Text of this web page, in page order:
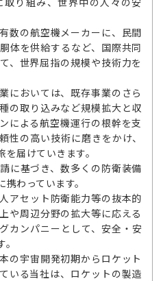
数の航空機メーカーに、民間
体を供給するなど、国際共同
、世界屈指の規模や技術力を
においては、既存事業のさら
の取り込みなど規模拡大と収
による航空機運行の根幹を支
性の高い技術に磨きをかけ、
届けていきます。
に基づき、数多くの防衛装備
わっています。
アセット防衛能力等の抜本的
や周辺分野の拡大等に応える
カンパニーとして、安全・安
の宇宙開発初期からロケット
いる当社は、ロケットの製造